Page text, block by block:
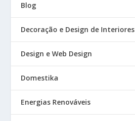
Blog
Decoração e Design de Interiores
Design e Web Design
Domestika
Energias Renováveis